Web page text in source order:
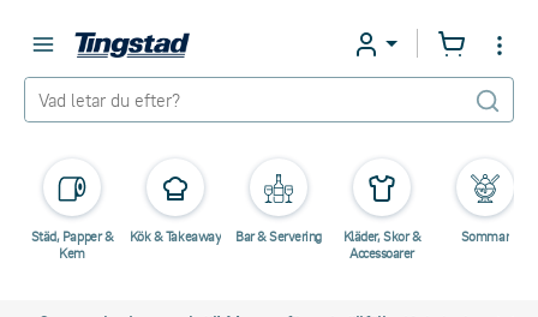
Städ, Papper &
Kem
Kök & Takeaway Bar & Servering
Kläder, Skor &
Accessoarer
Sommar